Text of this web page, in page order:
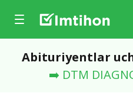
Abituriyentlar
➡️ DTM